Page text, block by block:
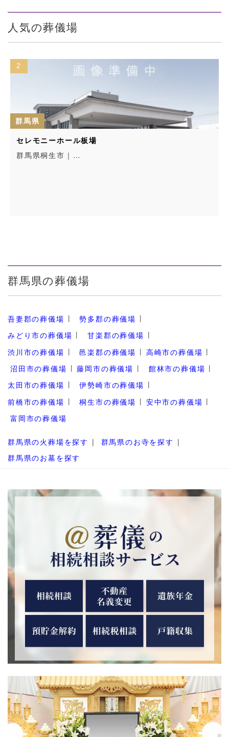
人気の葬儀場
2
群馬県
セレモニーホール板場
群馬県桐生市｜…
群馬県の葬儀場
吾妻郡の葬儀場
勢多郡の葬儀場
みどり市の葬儀場
甘楽郡の葬儀場
渋川市の葬儀場
邑楽郡の葬儀場
高崎市の葬儀場
沼田市の葬儀場
藤岡市の葬儀場
館林市の葬儀場
太田市の葬儀場
伊勢崎市の葬儀場
前橋市の葬儀場
桐生市の葬儀場
安中市の葬儀場
富岡市の葬儀場
群馬県の火葬場を探す
群馬県のお寺を探す
群馬県のお墓を探す